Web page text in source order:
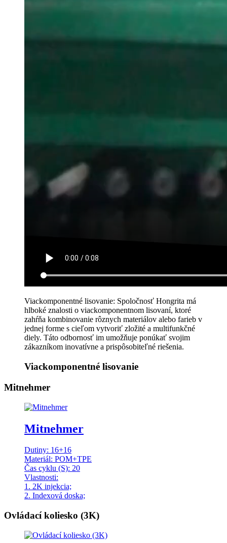
Viackomponentné lisovanie: Spoločnosť Hongrita má
hlboké znalosti o viackomponentnom lisovaní, ktoré
zahŕňa kombinovanie rôznych materiálov alebo farieb v
jednej forme s cieľom vytvoriť zložité a multifunkčné
diely. Táto odbornosť im umožňuje ponúkať svojim
zákazníkom inovatívne a prispôsobiteľné riešenia.
Viackomponentné lisovanie
Mitnehmer
Mitnehmer
Dutiny: 16+16
Materiál: POM+TPE
Čas cyklu (S): 20
Vlastnosti:
1. 2K injekcia;
2. Indexová doska;
Ovládací koliesko (3K)